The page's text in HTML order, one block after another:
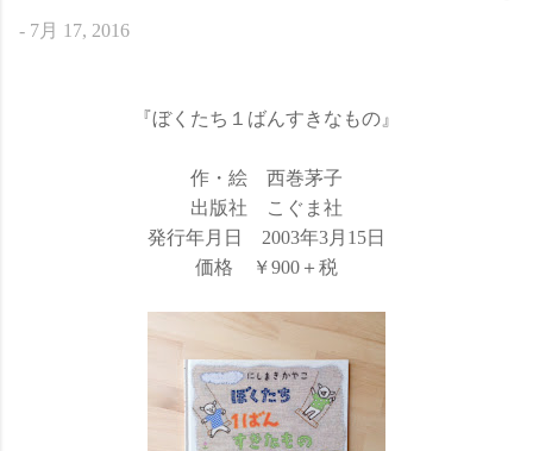
- 7月 17, 2016
『ぼくたち１ばんすきなもの』
作・絵 西巻茅子
出版社 こぐま社
発行年月日 2003年3月15日
価格 ￥900＋税